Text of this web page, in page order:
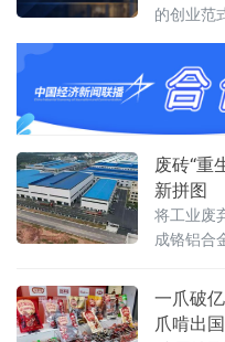
的创业范
经济与
区科技经
《人工
于8月1日
OPC（
域的术语
废砖“重
新拼图
将工业废
成铬铝合
不足
技术团
的“城市
一爪破
爪啃出